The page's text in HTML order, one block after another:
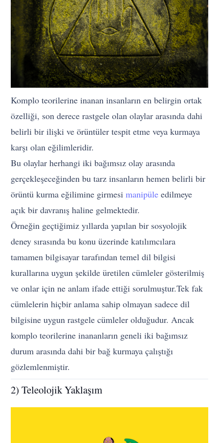
Komplo teorilerine inanan insanların en belirgin ortak
özelliği, son derece rastgele olan olaylar arasında dahi
belirli bir ilişki ve örüntüler tespit etme veya kurmaya
karşı olan eğilimleridir.
Bu olaylar herhangi iki bağımsız olay arasında
gerçekleşeceğinden bu tarz insanların hemen belirli bir
örüntü kurma eğilimine girmesimanipüle edilmeye
açık bir davranış haline gelmektedir.
Örneğin geçtiğimiz yıllarda yapılan bir sosyolojik
deney sırasında bu konu üzerinde katılımcılara
tamamen bilgisayar tarafından temel dil bilgisi
kurallarına uygun şekilde üretilen cümleler gösterilmiş
ve onlar için ne anlam ifade ettiği sorulmuştur.Tek fak
cümlelerin hiçbir anlama sahip olmayan sadece dil
bilgisine uygun rastgele cümleler olduğudur. Ancak
komplo teorilerine inananların geneli iki bağımsız
durum arasında dahi bir bağ kurmaya çalıştığı
gözlemlenmiştir.
2) Teleolojik Yaklaşım